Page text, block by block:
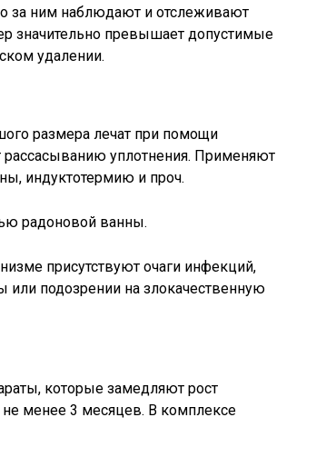
за ним наблюдают и отслеживают
значительно превышает допустимые
удалении.
размера лечат при помощи
уплотнения. Применяют
индуктотермию и проч.
радоновой ванны.
присутствуют очаги инфекций,
подозрении на злокачественную
которые замедляют рост
не менее 3 месяцев. В комплексе